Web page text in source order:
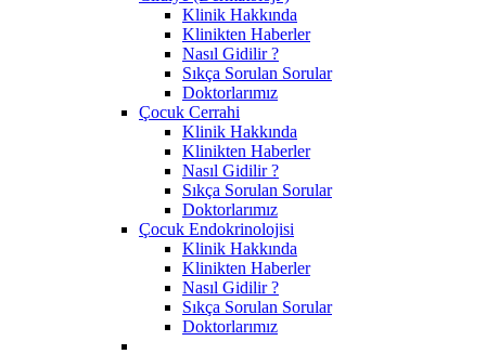
Klinik Hakkında
Klinikten Haberler
Nasıl Gidilir ?
Sıkça Sorulan Sorular
Doktorlarımız
Çocuk Cerrahi
Klinik Hakkında
Klinikten Haberler
Nasıl Gidilir ?
Sıkça Sorulan Sorular
Doktorlarımız
Çocuk Endokrinolojisi
Klinik Hakkında
Klinikten Haberler
Nasıl Gidilir ?
Sıkça Sorulan Sorular
Doktorlarımız